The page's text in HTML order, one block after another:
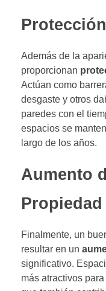
Además de la
proporcionan
Actúan como
desgaste y otros
paredes con el
espacios se
largo de los años.
Aumento
Propiedad
Finalmente, un
resultar en un
significativo.
más atractivos